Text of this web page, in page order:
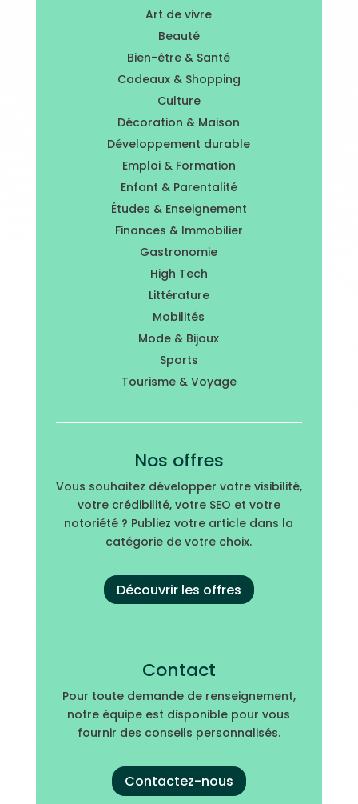
Art de vivre
Beauté
Bien-être & Santé
Cadeaux & Shopping
Culture
Décoration & Maison
Développement durable
Emploi & Formation
Enfant & Parentalité
Études & Enseignement
Finances & Immobilier
Gastronomie
High Tech
Littérature
Mobilités
Mode & Bijoux
Sports
Tourisme & Voyage
Nos offres
Vous souhaitez développer votre visibilité,
votre crédibilité, votre SEO et votre
notoriété ? Publiez votre article dans la
catégorie de votre choix.
Découvrir les offres
Contact
Pour toute demande de renseignement,
notre équipe est disponible pour vous
fournir des conseils personnalisés.
Contactez-nous